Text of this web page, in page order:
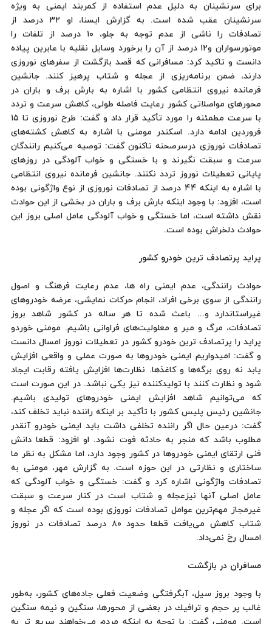
برای سرنشینان به دلیل عدم استفاده از كمربند ایمنی به ویژه
سرنشینان عقب شده است. به گزارش ایسنا، ‌او ۳۲ درصد از
تصادفات را ناشی از عدم توجه به جلو، ۱۰ درصد از تلفات را
موتورسواران و۱۲ درصد از آن را برخورد وسایل نقلیه با عابرین پیاده
دانست و تاكید كرد: مسافرانی كه قصد بازگشت از سفرهای نوروزی
دارند، ضمن برنامه‌ریزی از عجله و شتاب پرهیز كنند. جانشین
فرمانده نیروی انتظامی كشور با اشاره به بارش برف و باران در
محورهای مواصلاتی كشور رعایت فاصله طولی، كاهش سرعت و تردد
با سرعت مطمئنه را مورد تأكید قرار داد و گفت: طرح نوروزی تا ۱۵
فروردین ادامه دارد. اسكندر مومنی با اشاره به كاهش كشته‌های
تصادفات نوروزی درسرصحنه تاكنون گفت: توصیه می‌كنیم رانندگان
سرعت و سبقت نگیرند و با خستگی و خواب آلودگی در روزهای
پایانی تعطیلات نوروز تردد نكنند. جانشین فرمانده نیروی انتظامی
با اشاره به اینكه ۴۴ درصد از تصادفات نوروزی از نوع واژگونی بوده
است، افزود: با وجود اینكه بارش برف و باران در بخشی از این حوادث
نقش داشته است، اما خستگی و خواب آلودگی عامل اصلی بروز این
حوادث دلخراش بوده است.
پراید پرتصادف ترین خودرو كشور
حوادث رانندگی، عدم ایمنی راه ها، عدم رعایت فرهنگ و اصول
رانندگی از سوی برخی افراد، انجام حركات نمایشی، عرضه خودروهای
غیراستاندارد و... باعث شده تا هر ساله در كشور شاهد بروز
تصادفات، مرگ و میر و معلولیت‌های فراوانی باشیم. مومنی خوردو
پراید را پرتصادف ترین خودرو كشور در تعطیلات نوروز امسال دانست
و گفت: امیدواریم ایمنی خودروها به صورت عملی و واقعی افزایش
یابد نه روی برگه‌ها و كاغذها. نظارت‌ها افزایش یافته رقابت ایجاد
شود و نظارت كنند با تولید‌كننده نیز یكی نباشد. در این صورت است
كه می‌توانیم شاهد افزایش ایمنی خودروهای تولیدی باشیم.
جانشین رئیس پلیس كشور با تأكید بر اینكه راننده نباید تخلف كند،
گفت: درعین حال اگر راننده تخلفی داشت باید ایمنی خودرو آنقدر
مطلوب باشد كه منجر به حادثه فوت نشود. او افزود: قطعا دانش
فنی ارتقای ایمنی خودروها در كشور وجود دارد، اما مشكل به نظر ما
ساختاری و نظارتی در این حوزه است. به گزارش مهر، مومنی به
تصادفات واژگونی اشاره كرد و گفت: خستگی و خواب آلودگی كه
عامل اصلی آنها نیزعجله و شتاب است در كنار سرعت و سبقت
غیرمجاز مهم‌ترین عوامل تصادفات نوروزی بوده است كه اگر عجله و
شتاب كاهش می‌یافت قطعا حدود ۸۰ درصد تصادفات در نوروز
امسال رخ نمی‌داد.
مسافران در بازگشت
با وجود بروز سیل، آبگرفتگی وضعیت فعلی جاده‌های كشور، به‌طور
غالب پر حجم و ترافیك در بعضی از محورها، سنگین و نیمه سنگین